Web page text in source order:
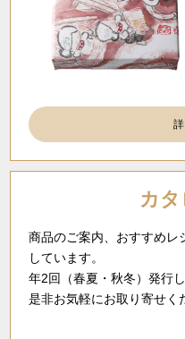
カ
商品のご案内、おすすめレ
しています。
年2回（春夏・秋冬）発行し
是非お気軽にお取り寄せく